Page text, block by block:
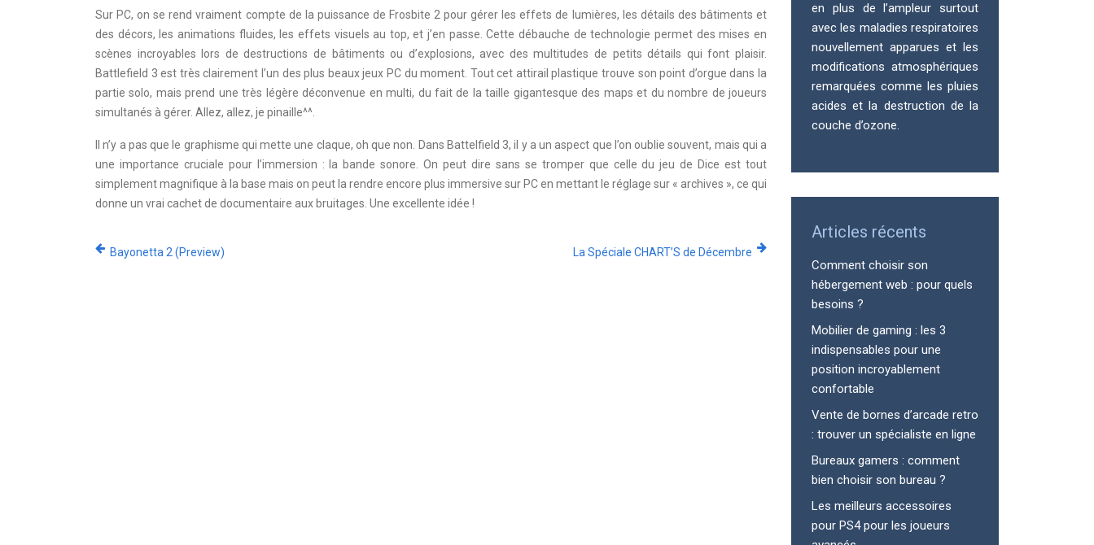
Sur PC, on se rend vraiment compte de la puissance de Frosbite 2 pour gérer les effets de lumières, les détails des bâtiments et
des décors, les animations fluides, les effets visuels au top, et j’en passe. Cette débauche de technologie permet des mises en
scènes incroyables lors de destructions de bâtiments ou d’explosions, avec des multitudes de petits détails qui font plaisir.
Battlefield 3 est très clairement l’un des plus beaux jeux PC du moment. Tout cet attirail plastique trouve son point d’orgue dans la
partie solo, mais prend une très légère déconvenue en multi, du fait de la taille gigantesque des maps et du nombre de joueurs
simultanés à gérer. Allez, allez, je pinaille^^.
Il n’y a pas que le graphisme qui mette une claque, oh que non. Dans Battelfield 3, il y a un aspect que l’on oublie souvent, mais qui a
une importance cruciale pour l’immersion : la bande sonore. On peut dire sans se tromper que celle du jeu de Dice est tout
simplement magnifique à la base mais on peut la rendre encore plus immersive sur PC en mettant le réglage sur « archives », ce qui
donne un vrai cachet de documentaire aux bruitages. Une excellente idée !
Bayonetta 2 (Preview) La Spéciale CHART’S de Décembre
en plus de l’ampleur surtout
avec les maladies respiratoires
nouvellement apparues et les
modifications atmosphériques
remarquées comme les pluies
acides et la destruction de la
couche d’ozone.
Articles récents
Comment choisir son
hébergement web : pour quels
besoins ?
Mobilier de gaming : les 3
indispensables pour une
position incroyablement
confortable
Vente de bornes d’arcade retro
: trouver un spécialiste en ligne
Bureaux gamers : comment
bien choisir son bureau ?
Les meilleurs accessoires
pour PS4 pour les joueurs